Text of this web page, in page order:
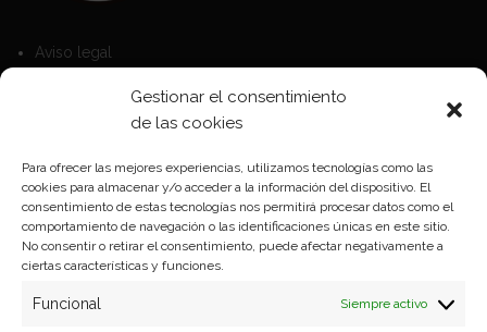
Gestionar el consentimiento
de las cookies
Para ofrecer las mejores experiencias, utilizamos tecnologías como las
cookies para almacenar y/o acceder a la información del dispositivo. El
consentimiento de estas tecnologías nos permitirá procesar datos como el
comportamiento de navegación o las identificaciones únicas en este sitio.
No consentir o retirar el consentimiento, puede afectar negativamente a
ciertas características y funciones.
Funcional Siempre activo
Aviso legal
Política de Cookies
Política de privacidad
Formas de pago
Plazos y condiciones de envio
Politica de devoluciones